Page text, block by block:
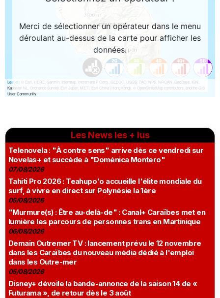
Les News les + lus
Telenovela : "À contre sens" arrive dès ce vendredi sur
Novelas+ et succède à "Doménica Montero"
07/08/2026
Tahiti Pro 2026 : Teahupo'o accueille l'élite mondiale du
surf, à vivre en direct sur Polynésie la 1ère
05/08/2026
"Murmure(s) : Être au-delà-de" : Canal+ Caraïbes met en
lumière les parcours de personnes trans en Martinique
06/08/2026
Demain Outremer TV : lancement prévu le 12 novembre
dans les Caraïbes du nouveau média dédié à l'emploi
dans les Outre-mer
05/08/2026
Disney+ dévoile la bande-annonce de la saison 14 de «
Futurama », de retour dès le 3 août